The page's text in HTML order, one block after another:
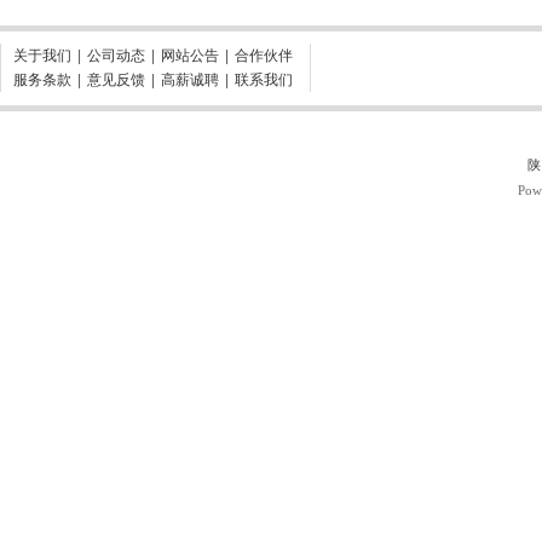
关于我们 公司动态 网站公告
合作伙伴
服务条款
意见反馈 高薪诚聘 联系我们